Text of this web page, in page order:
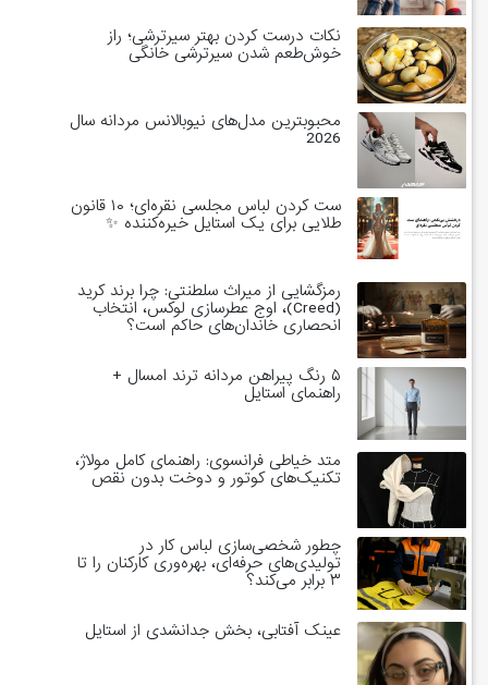
نکات درست کردن بهتر سیرترشی؛ راز
خوش‌طعم شدن سیرترشی خانگی
محبوبترین مدل‌های نیوبالانس مردانه سال
2026
ست کردن لباس مجلسی نقره‌ای؛ ۱۰ قانون
طلایی برای یک استایل خیره‌کننده ✨
رمزگشایی از میراث سلطنتی: چرا برند کرید
(Creed)، اوج عطرسازی لوکس، انتخاب
انحصاری خاندان‌های حاکم است؟
۵ رنگ پیراهن مردانه ترند امسال +
راهنمای استایل
متد خیاطی فرانسوی: راهنمای کامل مولاژ،
تکنیک‌های کوتور و دوخت بدون نقص
چطور شخصی‌سازی لباس کار در
تولیدی‌های حرفه‌ای، بهره‌وری کارکنان را تا
۳ برابر می‌کند؟
عینک آفتابی، بخش جدانشدی از استایل